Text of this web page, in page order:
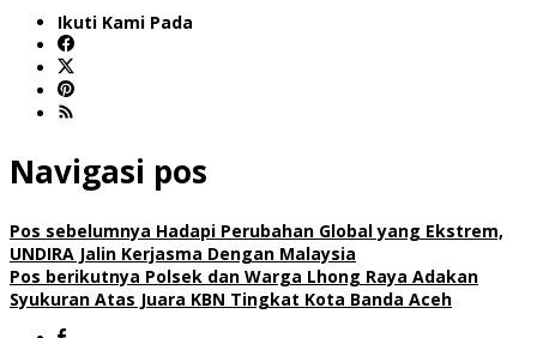
Ikuti Kami Pada
Navigasi pos
Pos sebelumnya Hadapi Perubahan Global yang Ekstrem,
UNDIRA Jalin Kerjasma Dengan Malaysia
Pos berikutnya Polsek dan Warga Lhong Raya Adakan
Syukuran Atas Juara KBN Tingkat Kota Banda Aceh